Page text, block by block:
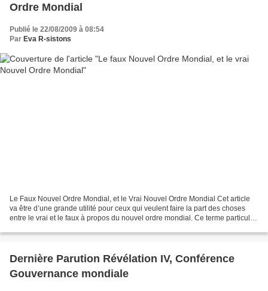
Ordre Mondial
Publié le 22/08/2009 à 08:54
Par Eva R-sistons
Le Faux Nouvel Ordre Mondial, et le Vrai Nouvel Ordre Mondial Cet article
va être d’une grande utilité pour ceux qui veulent faire la part des choses
entre le vrai et le faux à propos du nouvel ordre mondial. Ce terme particulier
Dernière Parution Révélation IV, Conférence
Gouvernance mondiale